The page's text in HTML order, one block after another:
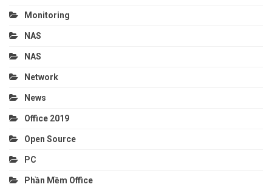
Monitoring
NAS
NAS
Network
News
Office 2019
Open Source
PC
Phần Mềm Office